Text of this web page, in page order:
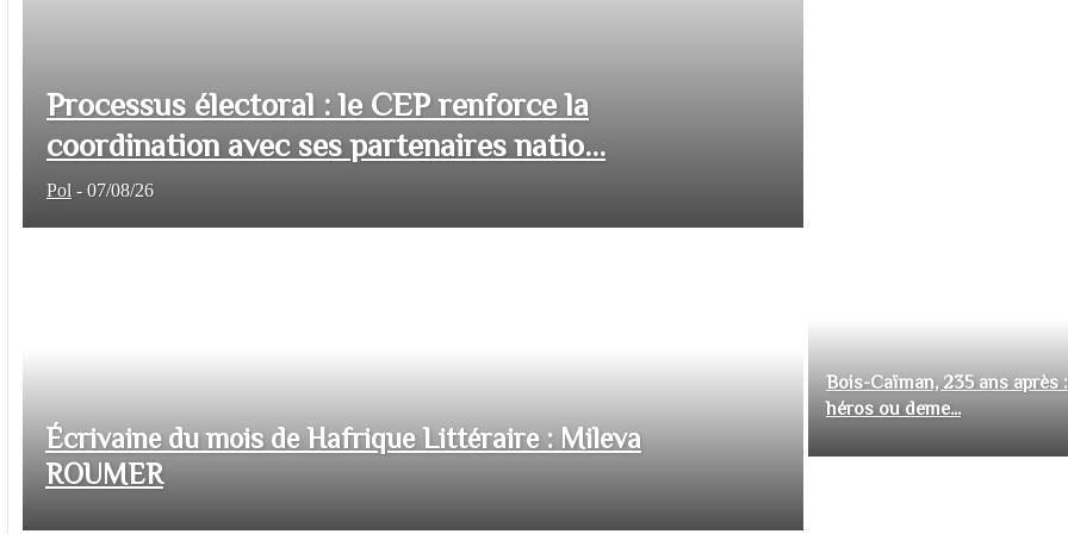
Processus électoral : le CEP renforce la
coordination avec ses partenaires natio...
Pol - 07/08/26
Écrivaine du mois de Hafrique Littéraire : Mileva
ROUMER
Bois-Caïman, 235 ans après
héros ou deme...